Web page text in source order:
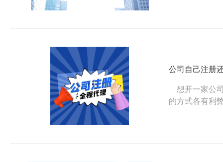
公司自己注册
想开一家公
的方式各有利